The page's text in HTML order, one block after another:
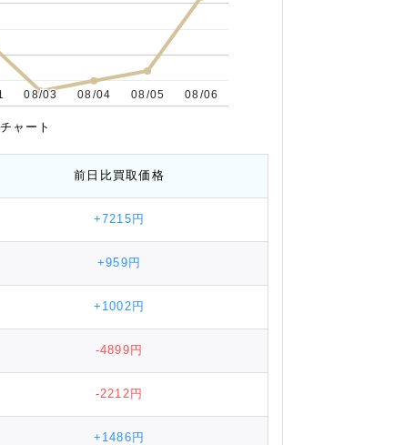
08/03
08/03 08/04
08/04 08/05
08/05 08/06
08/06
ャート
前日比買取価格
+7215円
+959円
+1002円
-4899円
-2212円
+1486円